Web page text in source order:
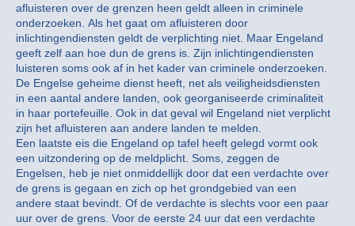
afluisteren over de grenzen heen geldt alleen in criminele
onderzoeken. Als het gaat om afluisteren door
inlichtingendiensten geldt de verplichting niet. Maar Engeland
geeft zelf aan hoe dun de grens is. Zijn inlichtingendiensten
luisteren soms ook af in het kader van criminele onderzoeken.
De Engelse geheime dienst heeft, net als veiligheidsdiensten
in een aantal andere landen, ook georganiseerde criminaliteit
in haar portefeuille. Ook in dat geval wil Engeland niet verplicht
zijn het afluisteren aan andere landen te melden.
Een laatste eis die Engeland op tafel heeft gelegd vormt ook
een uitzondering op de meldplicht. Soms, zeggen de
Engelsen, heb je niet onmiddellijk door dat een verdachte over
de grens is gegaan en zich op het grondgebied van een
andere staat bevindt. Of de verdachte is slechts voor een paar
uur over de grens. Voor de eerste 24 uur dat een verdachte